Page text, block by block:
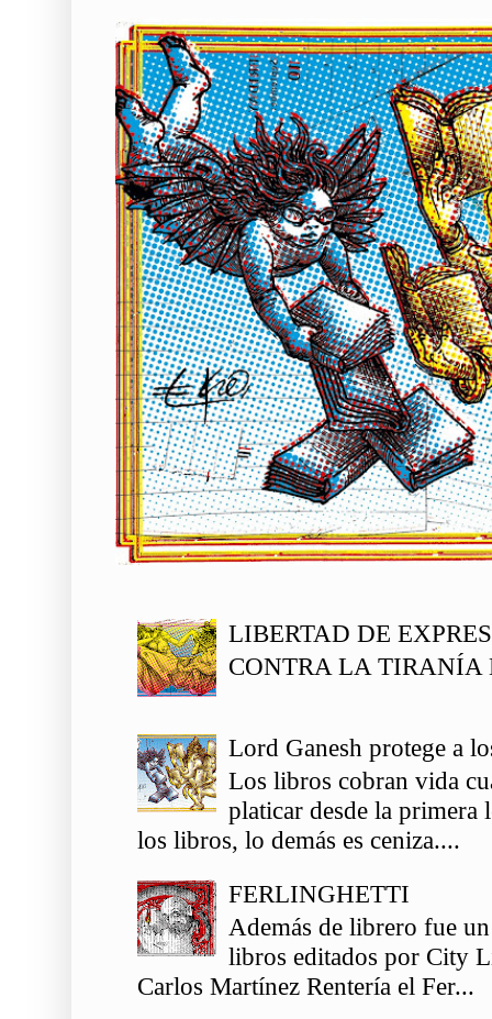
LIBERTAD DE
CONTRA LA TIRANÍA
Lord Ganesh protege a
Los libros cobran vida
platicar desde la primera
los libros, lo demás es ceniza....
FERLINGHETTI
Además de librero fue
libros editados por City
Carlos Martínez Rentería el Fer...